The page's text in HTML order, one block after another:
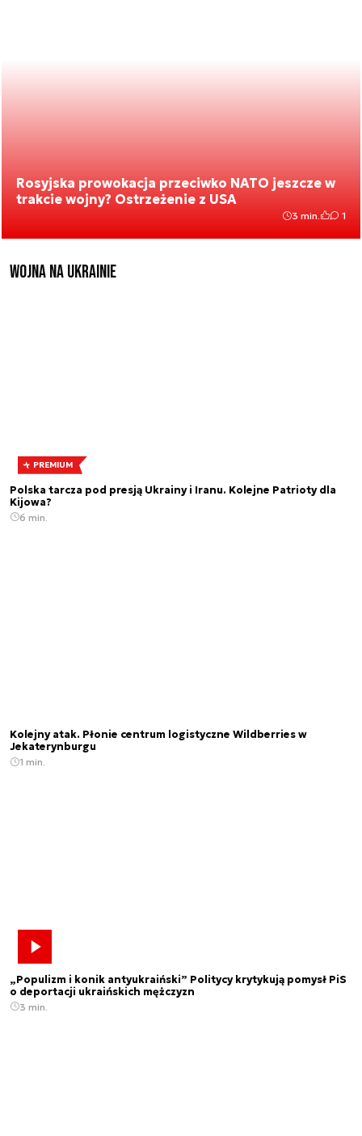
Rosyjska prowokacja przeciwko NATO jeszcze w
trakcie wojny? Ostrzeżenie z USA
3 min. 1
Wojna na Ukrainie
PREMIUM
Polska tarcza pod presją Ukrainy i Iranu. Kolejne Patrioty dla
Kijowa?
6 min.
Kolejny atak. Płonie centrum logistyczne Wildberries w
Jekaterynburgu
1 min.
„Populizm i konik antyukraiński” Politycy krytykują pomysł PiS
o deportacji ukraińskich mężczyzn
3 min.